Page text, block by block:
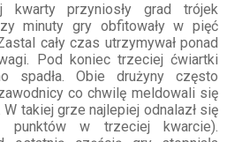
kwarty przyniosły grad trójek
minuty gry obfitowały w pięć
cały czas utrzymywał ponad
Pod koniec trzeciej ćwiartki
spadła. Obie drużyny często
co chwilę meldowali się
takiej grze najlepiej odnalazł się
punktów w trzeciej kwarcie).